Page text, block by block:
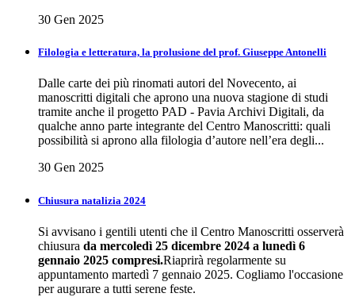
30 Gen 2025
Filologia e letteratura, la prolusione del prof. Giuseppe Antonelli
Dalle carte dei più rinomati autori del Novecento, ai
manoscritti digitali che aprono una nuova stagione di studi
tramite anche il progetto PAD - Pavia Archivi Digitali, da
qualche anno parte integrante del Centro Manoscritti: quali
possibilità si aprono alla filologia d’autore nell’era degli...
30 Gen 2025
Chiusura natalizia 2024
Si avvisano i gentili utenti che il Centro Manoscritti osserverà
chiusura da mercoledì 25 dicembre 2024 a lunedì 6
gennaio 2025 compresi.Riaprirà regolarmente su
appuntamento martedì 7 gennaio 2025. Cogliamo l'occasione
per augurare a tutti serene feste.